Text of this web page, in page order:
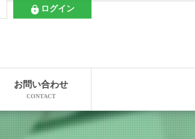
ログイン
お問い合わせ
CONTACT